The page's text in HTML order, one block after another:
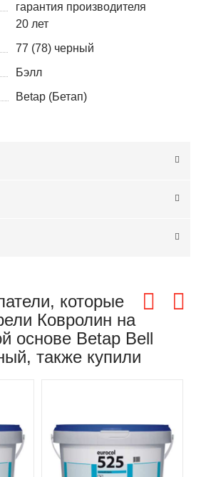
гарантия производителя
20 лет
77 (78) черный
Бэлл
Betap (Бетап)
которые
Ковролин на
основе Betap Bell
также купили